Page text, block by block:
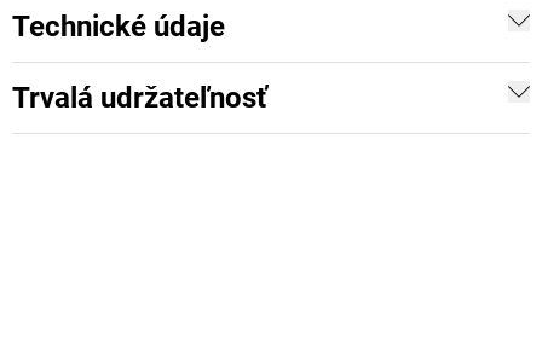
Technické údaje
Trvalá udržateľnosť